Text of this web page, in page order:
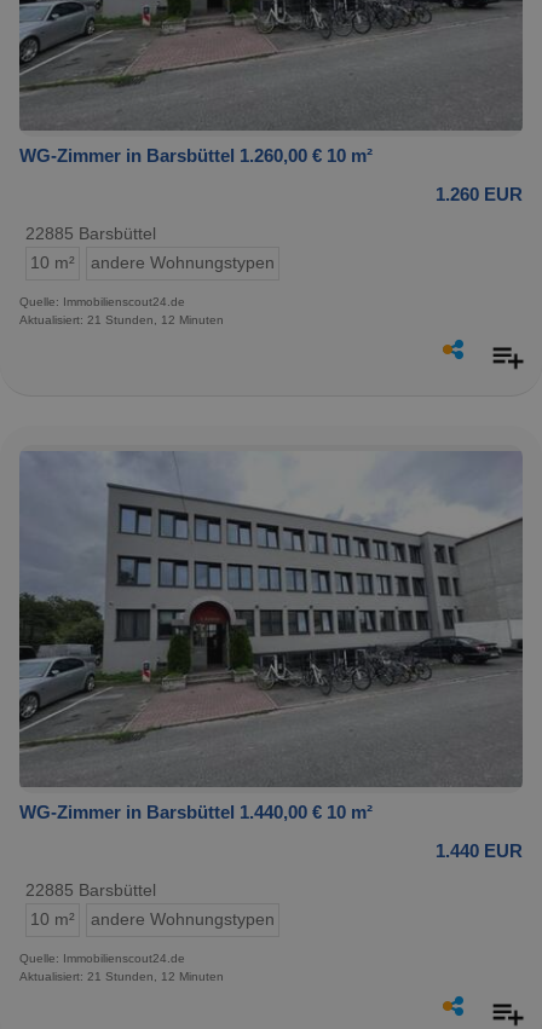
WG-Zimmer in Barsbüttel 1.260,00 € 10 m²
1.260 EUR
22885 Barsbüttel
10 m²
andere Wohnungstypen
Quelle: Immobilienscout24.de
Aktualisiert: 21 Stunden, 12 Minuten
WG-Zimmer in Barsbüttel 1.440,00 € 10 m²
1.440 EUR
22885 Barsbüttel
10 m²
andere Wohnungstypen
Quelle: Immobilienscout24.de
Aktualisiert: 21 Stunden, 12 Minuten